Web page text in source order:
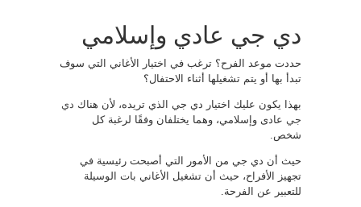
دي جي عادي وإسلامي
حددت موعد الفرح؟ ترغب في اختيار الأغاني التي سوف
تبدأ بها أو يتم تشغيلها أثناء الاحتفال؟
بهذا يكون عليك اختيار دي جي الذي تريده، لأن هناك دي
جي عادى وإسلامي، وهما يختلفان وفقًا لرغبة كل
شخص.
حيث أن دي جي من الأمور التي أصبحت رئيسية في
تجهيز الأفراح، حيث أن تشغيل الأغاني بات الوسيلة
للتعبير عن الفرحة.